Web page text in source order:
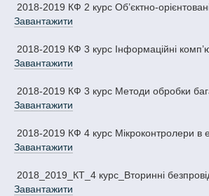
2018-2019 КФ 2 курс Об’єктно-
Завантажити
2018-2019 КФ 3 курс Інформаційні
Завантажити
2018-2019 КФ 3 курс Методи обробки
Завантажити
2018-2019 КФ 4 курс Мікроконтролери в
Завантажити
2018_2019_КТ_4 курс_Вторинні
Завантажити